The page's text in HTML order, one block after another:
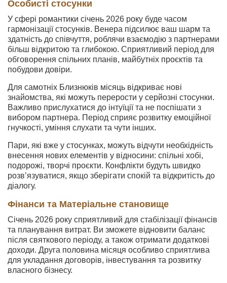
Особисті стосунки
У сфері романтики січень 2026 року буде часом
гармонізації стосунків. Венера підсилює ваш шарм та
здатність до співчуття, роблячи взаємодію з партнерами
більш відкритою та глибокою. Сприятливий період для
обговорення спільних планів, майбутніх проєктів та
побудови довіри.
Для самотніх Близнюків місяць відкриває нові
знайомства, які можуть перерости у серйозні стосунки.
Важливо прислухатися до інтуїції та не поспішати з
вибором партнера. Період сприяє розвитку емоційної
гнучкості, уміння слухати та чути інших.
Пари, які вже у стосунках, можуть відчути необхідність
внесення нових елементів у відносини: спільні хобі,
подорожі, творчі проєкти. Конфлікти будуть швидко
розв’язуватися, якщо зберігати спокій та відкритість до
діалогу.
Фінанси та Матеріальне становище
Січень 2026 року сприятливий для стабілізації фінансів
та планування витрат. Ви зможете відновити баланс
після святкового періоду, а також отримати додаткові
доходи. Друга половина місяця особливо сприятлива
для укладання договорів, інвестування та розвитку
власного бізнесу.